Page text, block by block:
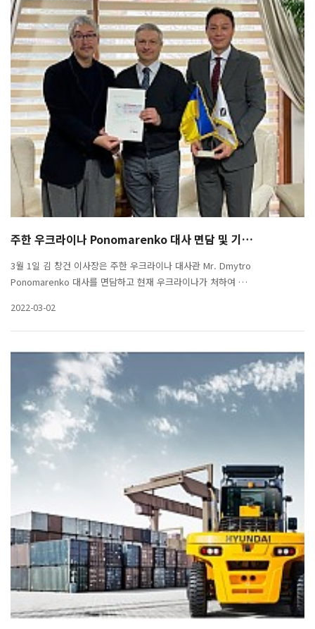
주한 우크라이나 Ponomarenko 대사 면담 및 기…
3월 1일 김 창건 이사장은 주한 우크라이나 대사관 Mr. Dmytro
Ponomarenko 대사를 면담하고 현재 우크라이나가 처하여 …
2022-03-02